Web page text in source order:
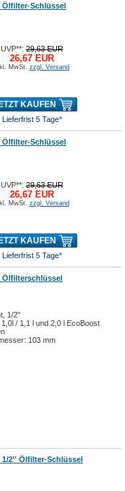
Ölfilter-Schlüssel
UVP**:29,63 EUR
26,67 EUR
MwSt. zzgl. Versand
KAUFEN
Lieferfrist 5 Tage*
Ölfilter-Schlüssel
UVP**:29,63 EUR
26,67 EUR
MwSt. zzgl. Versand
KAUFEN
Lieferfrist 5 Tage*
Ölfilterschlüssel
1/2"
/ 1,1 l und 2,0 l EcoBoost
103 mm
1/2'' Ölfilter-Schlüssel